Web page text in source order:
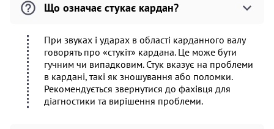
Що означає стукає кардан?
При звуках і ударах в області карданного валу
говорять про «стукіт» кардана. Це може бути
гучним чи випадковим. Стук вказує на проблеми
в кардані, такі як зношування або поломки.
Рекомендується звернутися до фахівця для
діагностики та вирішення проблеми.